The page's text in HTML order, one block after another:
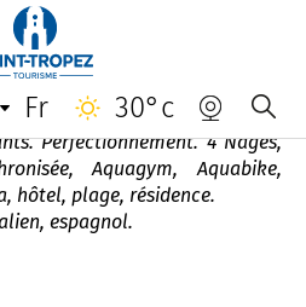
fr 30°c
à domicile
nageur (à partir de 6 mois).
Perfectionnement. 4 Nages,
Aquagym, Aquabike,
hôtel, plage, résidence.
espagnol.